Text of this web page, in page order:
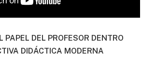
PAPEL DEL PROFESOR DENTRO
DIDÁCTICA MODERNA